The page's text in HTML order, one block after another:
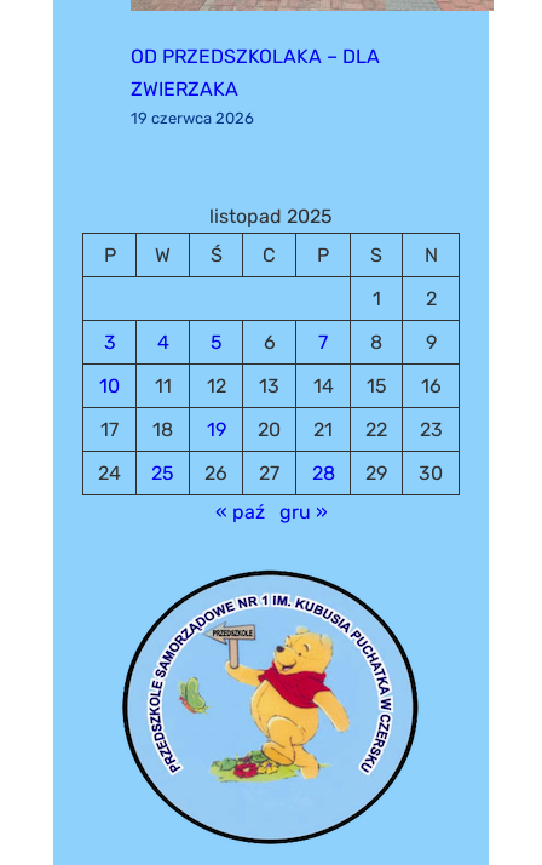
OD PRZEDSZKOLAKA – DLA
ZWIERZAKA
19 czerwca 2026
listopad 2025
P
W Ś C P S
N
1
2
3
4 5 6 7 8
9
10
11 12 13 14 15
16
17
18 19 20 21 22
23
24
25 26 27 28 29
30
« paź
gru »